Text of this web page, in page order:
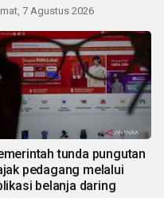
7 Agustus 2026
tunda pungutan
pedagang melalui
belanja daring